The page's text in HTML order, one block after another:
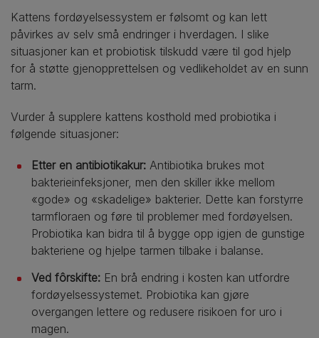
Kattens fordøyelsessystem er følsomt og kan lett
påvirkes av selv små endringer i hverdagen. I slike
situasjoner kan et probiotisk tilskudd være til god hjelp
for å støtte gjenopprettelsen og vedlikeholdet av en sunn
tarm.
Vurder å supplere kattens kosthold med probiotika i
følgende situasjoner:
Etter en antibiotikakur: Antibiotika brukes mot
bakterieinfeksjoner, men den skiller ikke mellom
«gode» og «skadelige» bakterier. Dette kan forstyrre
tarmfloraen og føre til problemer med fordøyelsen.
Probiotika kan bidra til å bygge opp igjen de gunstige
bakteriene og hjelpe tarmen tilbake i balanse.
Ved fôrskifte: En brå endring i kosten kan utfordre
fordøyelsessystemet. Probiotika kan gjøre
overgangen lettere og redusere risikoen for uro i
magen.